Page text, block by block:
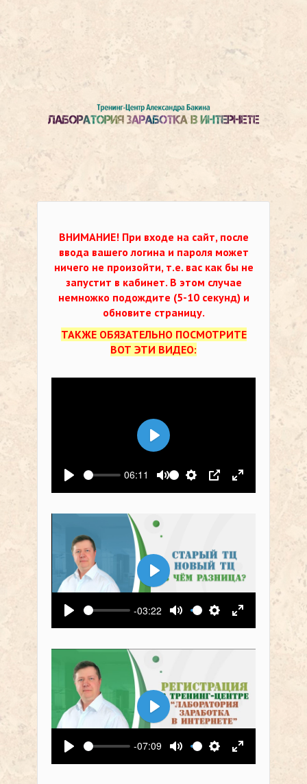
ВНИМАНИЕ! При входе на сайт, после
ввода вашего логина и пароля может
ничего не произойти, т.е. вас как бы не
запустит в кабинет. В этом случае
немножко подождите (5-10 секунд) и
обновите страницу.
ТАКЖЕ ОБЯЗАТЕЛЬНО ПОСМОТРИТЕ
ВОТ ЭТИ ВИДЕО:
Воспроизвести
06:11
Выключить звук
Настройки
PIP На весь
Воспроизвести
Воспроизвести
-03:22
Выключить звук
Настройки
На весь
Воспроизвести
Воспроизвести
-07:09
Выключить звук
Настройки
На весь
Воспроизвести